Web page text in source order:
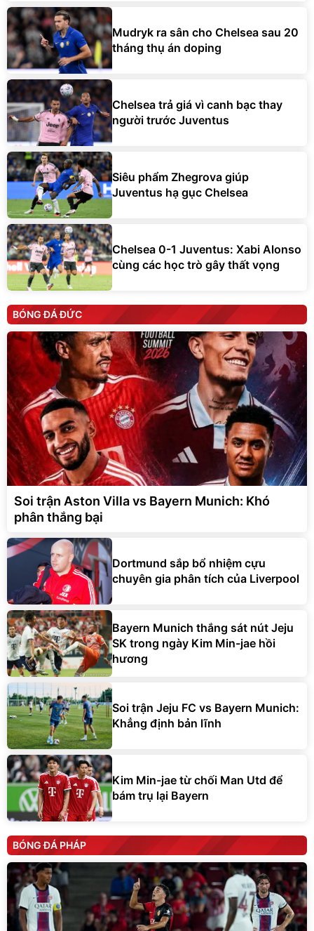
Mudryk ra sân cho Chelsea sau 20
tháng thụ án doping
Chelsea trả giá vì canh bạc thay
người trước Juventus
Siêu phẩm Zhegrova giúp
Juventus hạ gục Chelsea
Chelsea 0-1 Juventus: Xabi Alonso
cùng các học trò gây thất vọng
BÓNG ĐÁ ĐỨC
Soi trận Aston Villa vs Bayern Munich: Khó
phân thắng bại
Dortmund sắp bổ nhiệm cựu
chuyên gia phân tích của Liverpool
Bayern Munich thắng sát nút Jeju
SK trong ngày Kim Min-jae hồi
hương
Soi trận Jeju FC vs Bayern Munich:
Khẳng định bản lĩnh
Kim Min-jae từ chối Man Utd để
bám trụ lại Bayern
BÓNG ĐÁ PHÁP